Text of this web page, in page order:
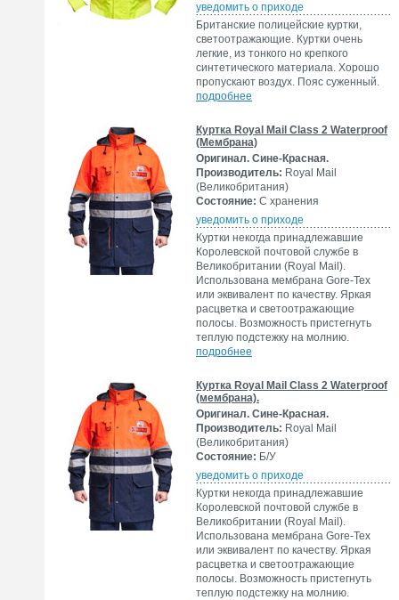
уведомить о приходе
Британские полицейские куртки,
светоотражающие. Куртки очень
легкие, из тонкого но крепкого
синтетического материала. Хорошо
пропускают воздух. Пояс суженный.
подробнее
Куртка Royal Mail Class 2 Waterproof
(Мембрана)
Оригинал. Сине-Красная.
Производитель: Royal Mail
(Великобритания)
Состояние: С хранения
уведомить о приходе
Куртки некогда принадлежавшие
Королевской почтовой службе в
Великобритании (Royal Mail).
Использована мембрана Gore-Tex
или эквивалент по качеству. Яркая
расцветка и светоотражающие
полосы. Возможность пристегнуть
теплую подстежку на молнию.
подробнее
Куртка Royal Mail Class 2 Waterproof
(мембрана).
Оригинал. Сине-Красная.
Производитель: Royal Mail
(Великобритания)
Состояние: Б/У
уведомить о приходе
Куртки некогда принадлежавшие
Королевской почтовой службе в
Великобритании (Royal Mail).
Использована мембрана Gore-Tex
или эквивалент по качеству. Яркая
расцветка и светоотражающие
полосы. Возможность пристегнуть
теплую подстежку на молнию.